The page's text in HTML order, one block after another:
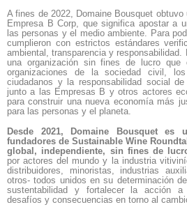
A fines de 2022, Domaine Bousquet
Empresa B Corp, que significa apostar a
las personas y el medio ambiente. Para
cumplieron con estrictos estándares
ambiental, transparencia y
una organización sin fines de lucro que
organizaciones de la sociedad civil,
ciudadanos y la responsabilidad social
junto a las Empresas B y otros actores
para construir una nueva economía más
para las personas y el planeta.
Desde 2021, Domaine Bousquet
fundadores de Sustainable Wine
global, independiente, sin fines de
por actores del mundo y la industria
distribuidores, minoristas, industrias
otros- todos unidos en su determinación
sustentabilidad y fortalecer la acción
desafíos y consecuencias en torno al